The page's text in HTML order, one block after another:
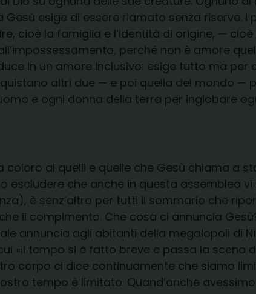
esige di essere riamato senza riserve. I
cioè la famiglia e l’identità di origine, —
perché non è amore
in un amore inclusivo: esige tutto ma
altri due — e poi quella del mondo —
e ogni donna della terra per inglobare
ai quelli e quelle che Gesù chiama a
che anche in questa assemblea
è senz’altro per tutti il sommario che
il compimento. Che cosa ci annuncia
annuncia agli abitanti della megalopoli di
«il tempo si è fatto breve e passa la scena
corpo ci dice continuamente che siamo
tempo è limitato. Quand’anche